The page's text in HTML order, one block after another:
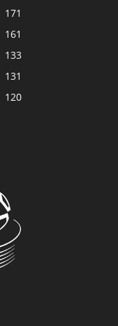
171
161
133
131
120